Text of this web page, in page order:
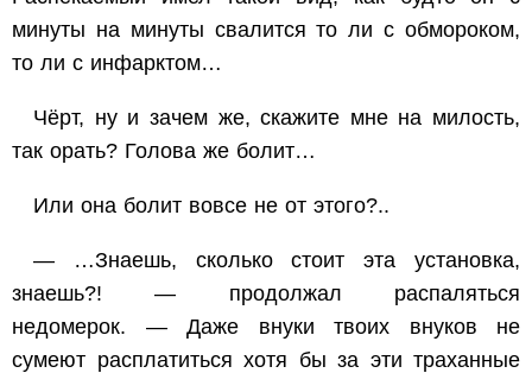
минуты на минуты свалится то ли с обмороком,
то ли с инфарктом…
Чёрт, ну и зачем же, скажите мне на милость,
так орать? Голова же болит…
Или она болит вовсе не от этого?..
— …Знаешь, сколько стоит эта установка,
знаешь?! — продолжал распаляться
недомерок. — Даже внуки твоих внуков не
сумеют расплатиться хотя бы за эти траханные